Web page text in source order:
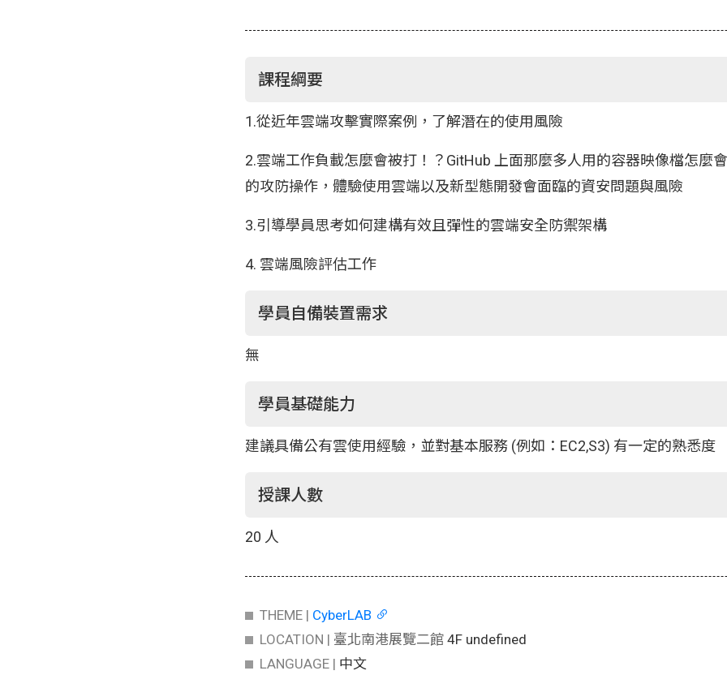
課程綱要
1.從近年雲端攻擊實際案例，了解潛在的使用風險
2.雲端工作負載怎麼會被打！？GitHub 上面那麼多人用的容器映像檔怎麼
的攻防操作，體驗使用雲端以及新型態開發會面臨的資安問題與風險
3.引導學員思考如何建構有效且彈性的雲端安全防禦架構
4. 雲端風險評估工作
學員自備裝置需求
無
學員基礎能力
建議具備公有雲使用經驗，並對基本服務 (例如：EC2,S3) 有一定的熟悉度
授課人數
20 人
THEME | CyberLAB
LOCATION | 臺北南港展覽二館 4F undefined
LANGUAGE | 中文